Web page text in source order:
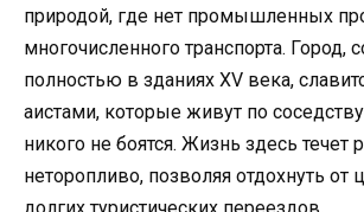
природой, где нет промышленных
многочисленного транспорта. Город,
полностью в зданиях XV века,
аистами, которые живут по
никого не боятся. Жизнь здесь течет
неторопливо, позволяя отдохнуть от